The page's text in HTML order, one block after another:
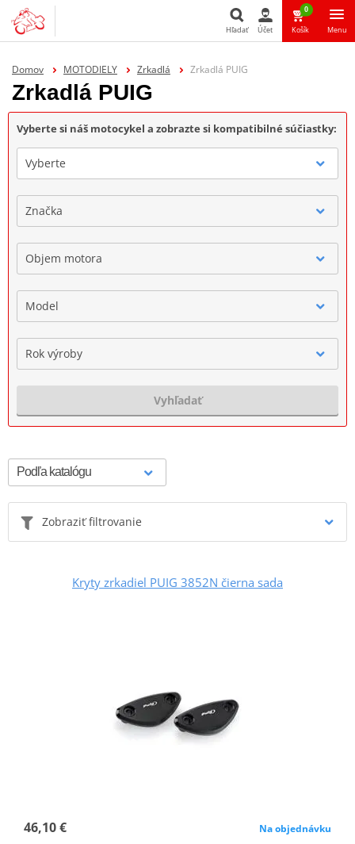
Hľadať Účet
0
Košík Menu
Domov MOTODIELY Zrkadlá Zrkadlá PUIG
Zrkadlá PUIG
Vyberte si náš motocykel a zobrazte si kompatibilné súčiastky:
Vyberte
Značka
Objem motora
Model
Rok výroby
Vyhľadať
Zobraziť filtrovanie
Kryty zrkadiel PUIG 3852N čierna sada
46,10 € Na objednávku